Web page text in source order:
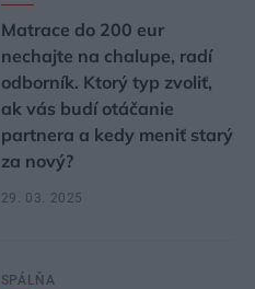
Matrace do 200 eur
nechajte na chalupe, radí
odborník. Ktorý typ zvoliť,
ak vás budí otáčanie
partnera a kedy meniť starý
za nový?
29. 03. 2025
SPÁLŇA